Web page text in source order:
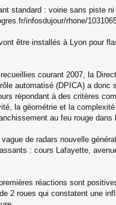
standard : voirie sans piste
infosdujour/rhone/
être installés à Lyon pour
courant 2007, la
automatisé (DPICA) a donc
répondant à des critères
la géométrie et la
au feu rouge dans
de radars nouvelle
: cours Lafayette,
réactions sont
2 roues qui constatent une